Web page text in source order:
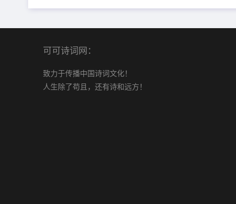
可可诗词网：
致力于传播中国诗词文化！
人生除了苟且，还有诗和远方！